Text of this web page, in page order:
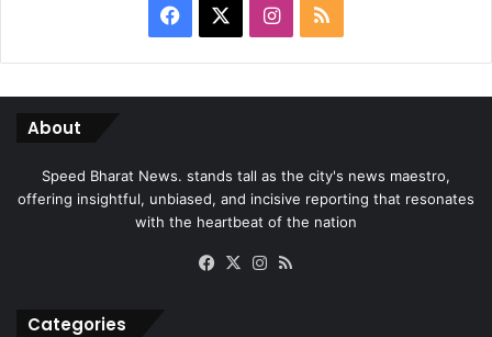
Facebook Instagram
RSS
About
Speed Bharat News. stands tall as the city's news maestro,
offering insightful, unbiased, and incisive reporting that resonates
with the heartbeat of the nation
Facebook
X Instagram
Categories